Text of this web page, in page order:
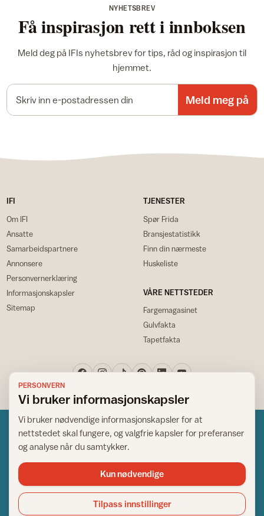
NYHETSBREV
Få inspirasjon rett i innboksen
Meld deg på IFIs nyhetsbrev for tips, råd og inspirasjon til
hjemmet.
Meld meg på
IFI
Om IFI
Ansatte
Samarbeidspartnere
Annonsere
Personvernerklæring
Informasjonskapsler
Sitemap
TJENESTER
Spør Frida
Bransjestatistikk
Finn din nærmeste
Huskeliste
VÅRE NETTSTEDER
Fargemagasinet
Gulvfakta
Tapetfakta
Norsk råd for hjem og bygg
Copyright © 1995-2026. All Rights Reserved.
PERSONVERN
Vi bruker informasjonskapsler
Vi bruker nødvendige informasjonskapsler for at
nettstedet skal fungere, og valgfrie kapsler for preferanser
og analyse når du samtykker.
Kun nødvendige
Tilpass innstillinger